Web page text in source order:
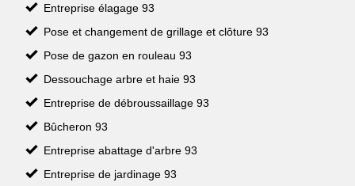
Entreprise élagage 93
Pose et changement de grillage et clôture 93
Pose de gazon en rouleau 93
Dessouchage arbre et haie 93
Entreprise de débroussaillage 93
Bûcheron 93
Entreprise abattage d'arbre 93
Entreprise de jardinage 93